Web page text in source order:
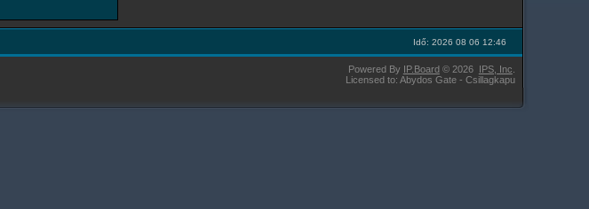
Idő: 2026 08 06 12:46
Powered By IP.Board © 2026 IPS, Inc.
Licensed to: Abydos Gate - Csillagkapu